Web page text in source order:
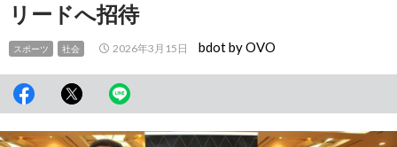
リードへ招待
スポーツ 社会 2026年3月15日 bdot by OVO